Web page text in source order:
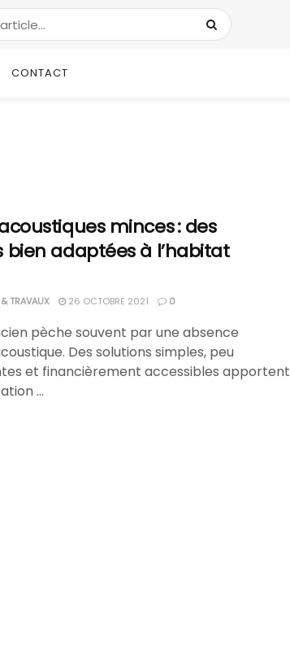
CONTACT
minces : des
bien adaptées à l’habitat
TRAVAUX 26 OCTOBRE 2021 0
pèche souvent par une absence
Des solutions simples, peu
et financièrement accessibles apportent
...